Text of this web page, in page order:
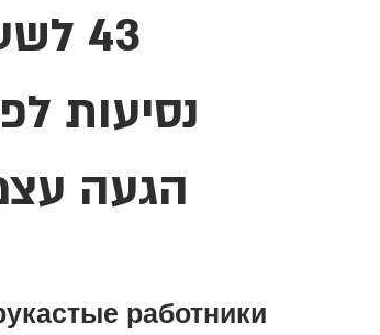
43 לשעה
נסיעות
הגעה
работники